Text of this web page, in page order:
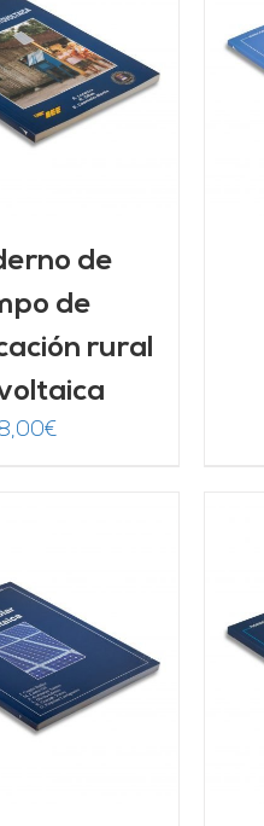
de
de
rural
€
AL CARRITO
DETALLES
AL CARRITO
DETALLES